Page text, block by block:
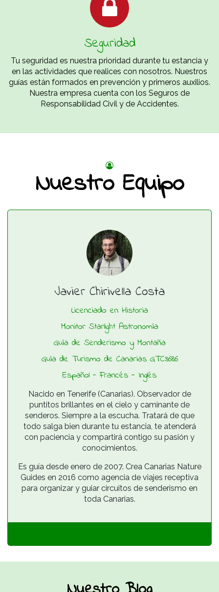
Seguridad
Tu seguridad es nuestra prioridad durante tu estancia y
en las actividades que realices con nosotros. Nuestros
guías están formados en prevención y primeros auxilios.
Nuestra empresa cuenta con los Seguros de
Responsabilidad Civil y de Accidentes.
Nuestro Equipo
Javier Chirivella Costa
Licenciado en Historia
Monitor Starlight Astronomía
Guía de Senderismo y Montaña
Guía de Turismo de Canarias GTC3686
Español - Francés - Inglés
Nacido en Tenerife (Canarias). Observador de
puntitos brillantes en el cielo y caminante de
senderos. Siempre a la escucha. Tratará de que
todo salga bien durante tu estancia, te atenderá
con paciencia y compartirá contigo su pasión y
conocimientos.
Es guía desde enero de 2007. Crea Canarias Nature
Guides en 2016 como agencia de viajes receptiva
para organizar y guiar circuitos de senderismo en
toda Canarias.